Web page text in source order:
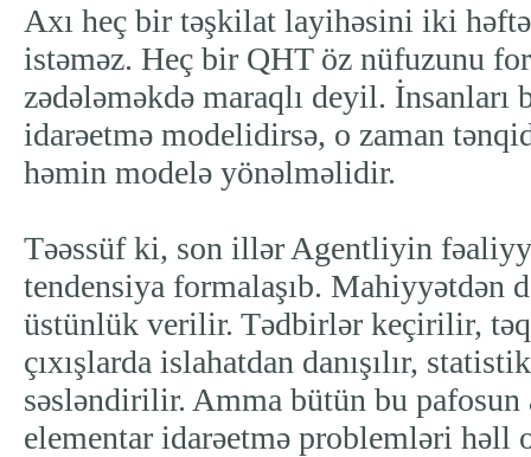
Axı heç bir təşkilat layihəsini iki
istəməz. Heç bir QHT öz nüfuzunu
zədələməkdə maraqlı deyil. İnsanları
idarəetmə modelidirsə, o zaman
həmin modelə yönəlməlidir.
Təəssüf ki, son illər Agentliyin
tendensiya formalaşıb. Mahiyyətdən
üstünlük verilir. Tədbirlər keçirilir,
çıxışlarda islahatdan danışılır,
səsləndirilir. Amma bütün bu pafosun
elementar idarəetmə problemləri həll